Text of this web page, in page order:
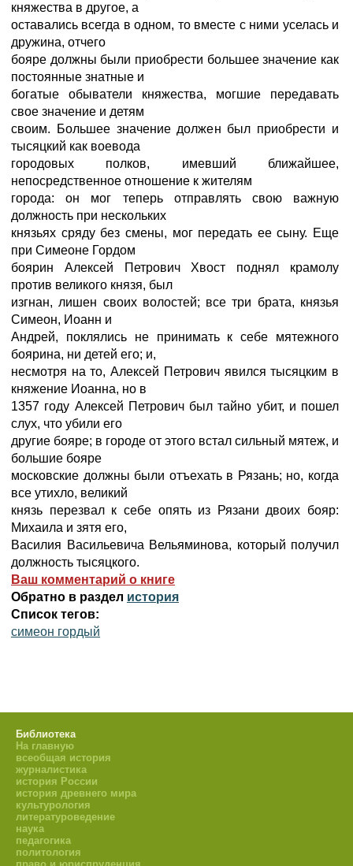
княжества в другое, а
оставались всегда в одном, то вместе с ними уселась и
дружина, отчего
бояре должны были приобрести большее значение как
постоянные знатные и
богатые обыватели княжества, могшие передавать
свое значение и детям
своим. Большее значение должен был приобрести и
тысяцкий как воевода
городовых полков, имевший ближайшее,
непосредственное отношение к жителям
города: он мог теперь отправлять свою важную
должность при нескольких
князьях сряду без смены, мог передать ее сыну. Еще
при Симеоне Гордом
боярин Алексей Петрович Хвост поднял крамолу
против великого князя, был
изгнан, лишен своих волостей; все три брата, князья
Симеон, Иоанн и
Андрей, поклялись не принимать к себе мятежного
боярина, ни детей его; и,
несмотря на то, Алексей Петрович явился тысяцким в
княжение Иоанна, но в
1357 году Алексей Петрович был тайно убит, и пошел
слух, что убили его
другие бояре; в городе от этого встал сильный мятеж, и
большие бояре
московские должны были отъехать в Рязань; но, когда
все утихло, великий
князь перезвал к себе опять из Рязани двоих бояр:
Михаила и зятя его,
Василия Васильевича Вельяминова, который получил
должность тысяцкого.
Ваш комментарий о книге
Обратно в раздел история
Список тегов:
симеон гордый
Библиотека
На главную
всеобщая история
журналистика
история России
история древнего мира
культурология
литературоведение
наука
педагогика
политология